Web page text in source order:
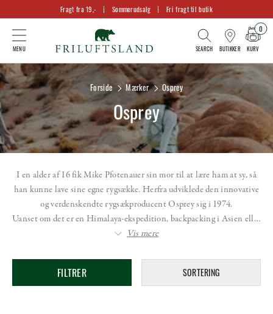
Fragt fra 19,- Sommerudsalg Fri fragt til butik
BUTIKKER KURV
0
Osprey
Forside Mærker Osprey
I en alder af 16 fik Mike Pfotenauer sin mor til at lære ham at sy, så
han kunne lave sine egne rygsække. Herfra udviklede den innovative
og verdenskendte rygsækproducent Osprey sig i 1974.
Uanset om det er en Himalaya-ekspedition, backpacking i Asien ell…
Vis mere
FILTRER SORTERING